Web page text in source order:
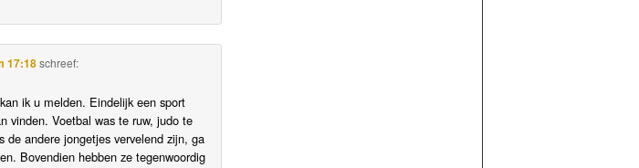
17:18schreef:
ik u melden. Eindelijk een sport
vinden. Voetbal was te ruw, judo te
andere jongetjes vervelend zijn, ga
Bovendien hebben ze tegenwoordig